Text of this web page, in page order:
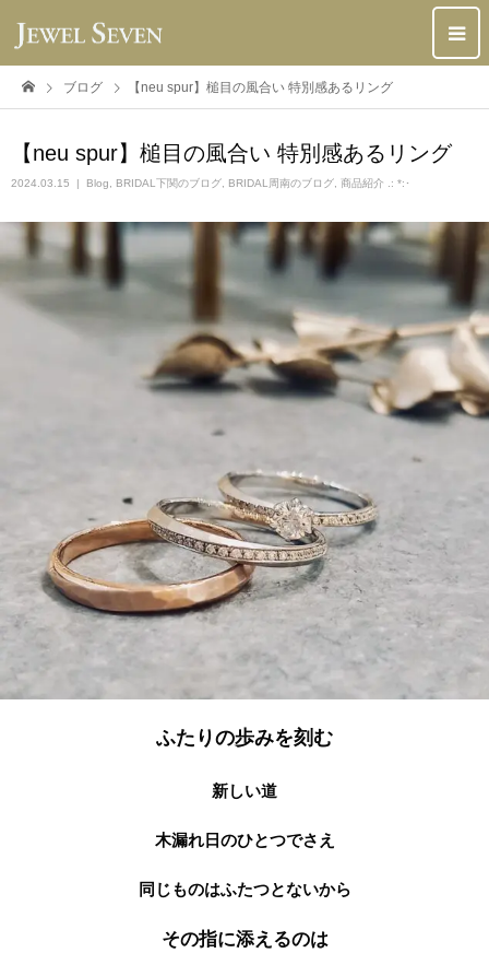
ブログ 【neu spur】槌目の風合い 特別感あるリング
【neu spur】槌目の風合い 特別感あるリング
2024.03.15 Blog BRIDAL下関のブログ BRIDAL周南のブログ 商品紹介 .: *:･
ふたりの歩みを刻む
新しい道
木漏れ日のひとつでさえ
同じものはふたつとないから
その指に添えるのは